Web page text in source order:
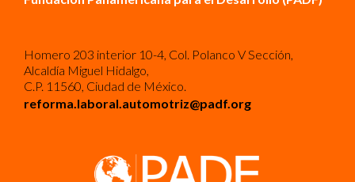
Homero 203 interior 10-4, Col. Polanco V Sección,
Alcaldía Miguel Hidalgo,
C.P. 11560, Ciudad de México.
reforma.laboral.automotriz@padf.org